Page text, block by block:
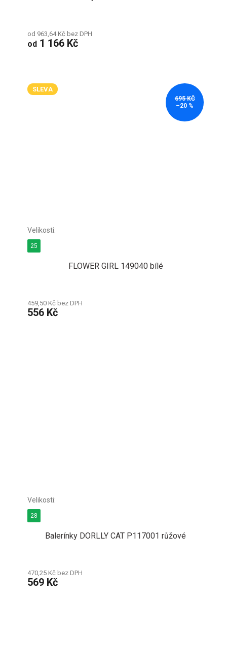
od 963,64 Kč bez DPH
od 1 166 Kč
SLEVA
695 KČ
–20 %
FLOWER GIRL 149040 bílé
459,50 Kč bez DPH
556 Kč
25
Balerínky DORLLY CAT P117001 růžové
470,25 Kč bez DPH
569 Kč
28